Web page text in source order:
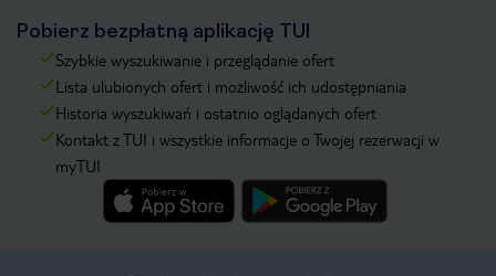
Pobierz bezpłatną aplikację TUI
Szybkie wyszukiwanie i przeglądanie ofert
Lista ulubionych ofert i możliwość ich udostępniania
Historia wyszukiwań i ostatnio oglądanych ofert
Kontakt z TUI i wszystkie informacje o Twojej rezerwacji w
myTUI